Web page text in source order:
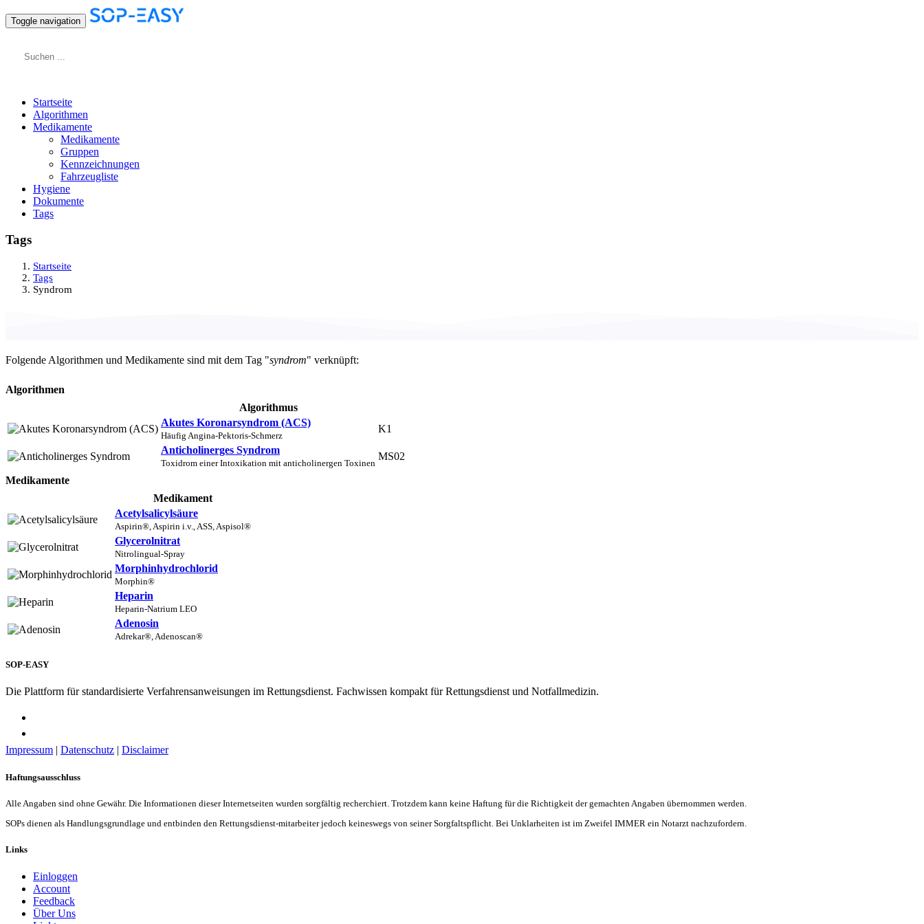
Toggle navigation
Startseite
Algorithmen
Medikamente
Medikamente
Gruppen
Kennzeichnungen
Fahrzeugliste
Hygiene
Dokumente
Tags
Tags
Startseite
Tags
Syndrom
Folgende Algorithmen und Medikamente sind mit dem Tag "syndrom" verknüpft:
Algorithmen
Algorithmus
Akutes Koronarsyndrom (ACS)
Häufig Angina-Pektoris-Schmerz
K1
Anticholinerges Syndrom
Toxidrom einer Intoxikation mit anticholinergen Toxinen
MS02
Medikamente
Medikament
Acetylsalicylsäure
Aspirin®, Aspirin i.v., ASS, Aspisol®
Glycerolnitrat
Nitrolingual-Spray
Morphinhydrochlorid
Morphin®
Heparin
Heparin-Natrium LEO
Adenosin
Adrekar®, Adenoscan®
SOP-EASY
Die Plattform für standardisierte Verfahrensanweisungen im Rettungsdienst. Fachwissen kompakt für Rettungsdienst und Notfallmedizin.
Impressum | Datenschutz | Disclaimer
Haftungsausschluss
Alle Angaben sind ohne Gewähr. Die Informationen dieser Internetseiten wurden sorgfältig recherchiert. Trotzdem kann keine Haftung für die Richtigkeit der gemachten Angaben übernommen werden.
SOPs dienen als Handlungsgrundlage und entbinden den Rettungsdienst-mitarbeiter jedoch keineswegs von seiner Sorgfaltspflicht. Bei Unklarheiten ist im Zweifel IMMER ein Notarzt nachzufordern.
Links
Einloggen
Account
Feedback
Über Uns